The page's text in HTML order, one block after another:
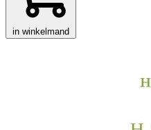
in winkelmand